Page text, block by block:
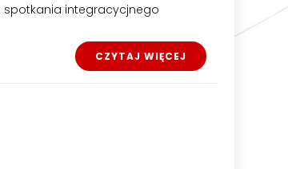
spotkania integracycjnego
CZYTAJ WIĘCEJ